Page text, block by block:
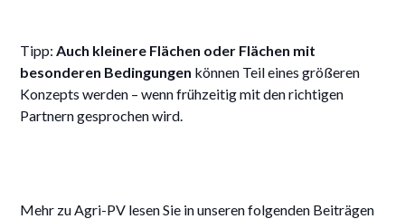
Tipp: Auch kleinere Flächen oder Flächen mit
besonderen Bedingungen können Teil eines größeren
Konzepts werden – wenn frühzeitig mit den richtigen
Partnern gesprochen wird.
Mehr zu Agri-PV lesen Sie in unseren folgenden Beiträgen